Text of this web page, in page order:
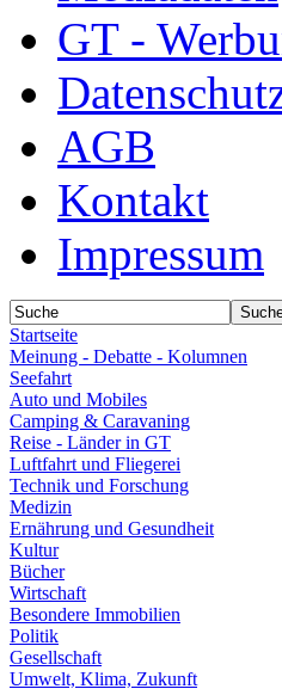
GT -
AGB
Kontakt
Impressum
Startseite
Meinung - Debatte - Kolumnen
Seefahrt
Auto und Mobiles
Camping & Caravaning
Reise - Länder in GT
Luftfahrt und Fliegerei
Technik und Forschung
Medizin
Ernährung und Gesundheit
Kultur
Bücher
Wirtschaft
Besondere Immobilien
Politik
Gesellschaft
Umwelt, Klima, Zukunft